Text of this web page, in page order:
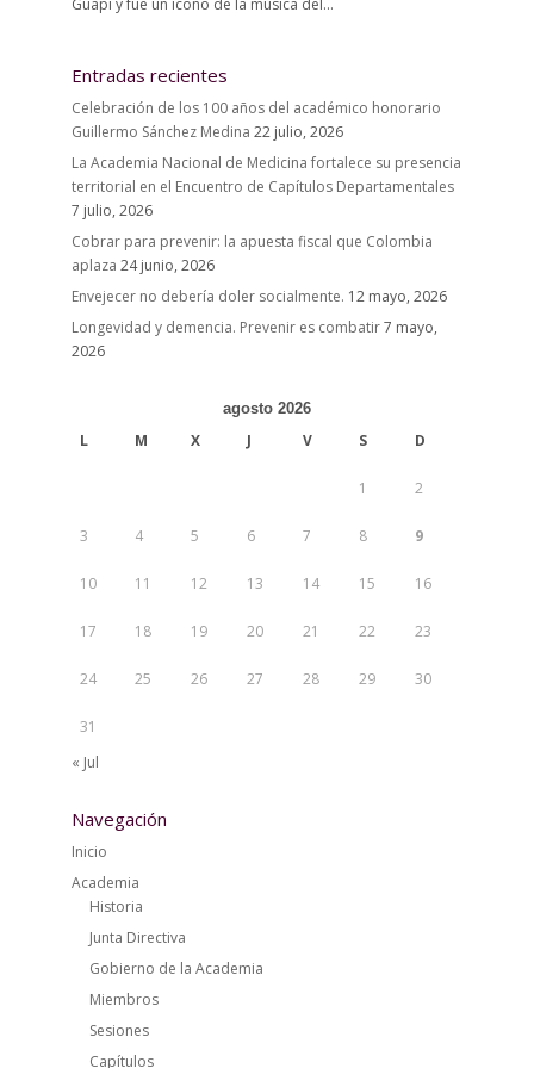
Guapi y fue un ícono de la música del...
Entradas recientes
Celebración de los 100 años del académico honorario
Guillermo Sánchez Medina 22 julio, 2026
La Academia Nacional de Medicina fortalece su presencia
territorial en el Encuentro de Capítulos Departamentales
7 julio, 2026
Cobrar para prevenir: la apuesta fiscal que Colombia
aplaza 24 junio, 2026
Envejecer no debería doler socialmente. 12 mayo, 2026
Longevidad y demencia. Prevenir es combatir7 mayo,
2026
agosto 2026
L M X J V S D
1 2
3 4 5 6 7 8 9
10 11 12 13 14 15 16
17 18 19 20 21 22 23
24 25 26 27 28 29 30
31
« Jul
Navegación
Inicio
Academia
Historia
Junta Directiva
Gobierno de la Academia
Miembros
Sesiones
Capítulos